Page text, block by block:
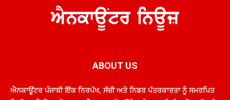
ABOUT US
ਐਨਕਾਊਂਟਰ ਪੰਜਾਬੀ ਇੱਕ ਨਿਰਪੱਖ, ਸੱਚੀ ਅਤੇ ਨਿਡਰ ਪੱਤਰਕਾਰਤਾ ਨੂੰ ਸਮਰਪਿਤ